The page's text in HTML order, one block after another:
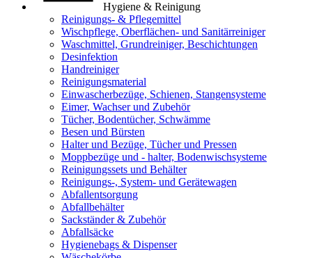
Hygiene & Reinigung
Reinigungs- & Pflegemittel
Wischpflege, Oberflächen- und Sanitärreiniger
Waschmittel, Grundreiniger, Beschichtungen
Desinfektion
Handreiniger
Reinigungsmaterial
Einwascherbezüge, Schienen, Stangensysteme
Eimer, Wachser und Zubehör
Tücher, Bodentücher, Schwämme
Besen und Bürsten
Halter und Bezüge, Tücher und Pressen
Moppbezüge und - halter, Bodenwischsysteme
Reinigungssets und Behälter
Reinigungs-, System- und Gerätewagen
Abfallentsorgung
Abfallbehälter
Sackständer & Zubehör
Abfallsäcke
Hygienebags & Dispenser